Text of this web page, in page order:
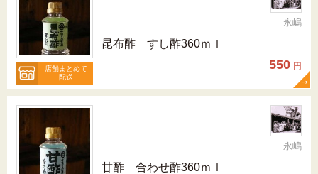
店舗まとめて
配送
永嶋
昆布酢 すし酢360ｍｌ
550 円
永嶋
甘酢 合わせ酢360ｍｌ